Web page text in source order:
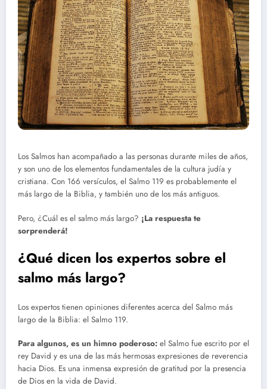
Los Salmos han acompañado a las personas durante miles de años,
y son uno de los elementos fundamentales de la cultura judía y
cristiana. Con 166 versículos, el Salmo 119 es probablemente el
más largo de la Biblia, y también uno de los más antiguos.
Pero, ¿Cuál es el salmo más largo? ¡La respuesta te
sorprenderá!
¿Qué dicen los expertos sobre el
salmo más largo?
Los expertos tienen opiniones diferentes acerca del Salmo más
largo de la Biblia: el Salmo 119.
Para algunos, es un himno poderoso: el Salmo fue escrito por el
rey David y es una de las más hermosas expresiones de reverencia
hacia Dios. Es una inmensa expresión de gratitud por la presencia
de Dios en la vida de David.